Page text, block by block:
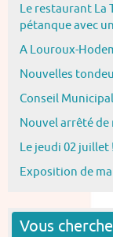
Le restaurant La
pétanque avec
A Louroux-
Nouvelles
Conseil
Nouvel arrêté de
Le jeudi 02
Exposition de
Vous